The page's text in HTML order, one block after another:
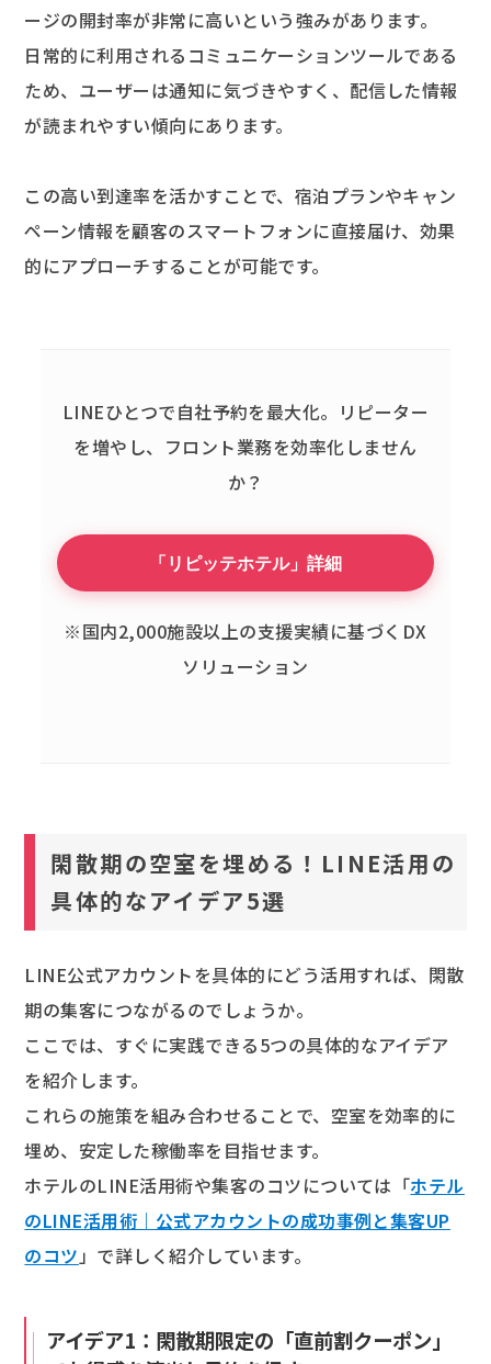
ージの開封率が非常に高いという強みがあります。
日常的に利用されるコミュニケーションツールである
ため、ユーザーは通知に気づきやすく、配信した情報
が読まれやすい傾向にあります。
この高い到達率を活かすことで、宿泊プランやキャン
ペーン情報を顧客のスマートフォンに直接届け、効果
的にアプローチすることが可能です。
LINEひとつで自社予約を最大化。 リピーター
を増やし、フロント業務を効率化しません
か？
「リピッテホテル」詳細
※国内2,000施設以上の支援実績に基づくDX
ソリューション
閑散期の空室を埋める！LINE活用の
具体的なアイデア5選
LINE公式アカウントを具体的にどう活用すれば、閑散
期の集客につながるのでしょうか。
ここでは、すぐに実践できる5つの具体的なアイデア
を紹介します。
これらの施策を組み合わせることで、空室を効率的に
埋め、安定した稼働率を目指せます。
ホテルのLINE活用術や集客のコツについては「ホテル
のLINE活用術｜公式アカウントの成功事例と集客UP
のコツ」で詳しく紹介しています。
アイデア1：閑散期限定の「直前割クーポン」